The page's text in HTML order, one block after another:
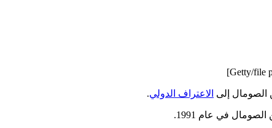
إلى الاعتراف الدولي.
في عام 1991.